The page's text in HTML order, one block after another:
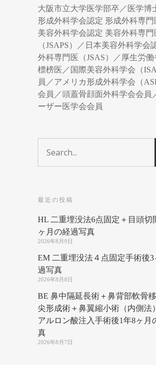
大阪市立大学医学部卒／医学博
形成外科学会認定 形成外科専門
美容外科学会認定 美容外科専門
（JSAPS）／日本美容外科学会
外科専門医（JSAS）／厚生労
標榜医／国際美容外科学会（
員／アメリカ形成外科学会（
会員／頭蓋骨顔面外科学会会員
ーザー医学会会員
最近の投稿
HL 二重埋没法6点固定＋目頭切
ヶ月の経過写真
2026年8月9日
EM 二重埋没法４点固定手術後3
過写真
2026年8月8日
BE 鼻中隔延長術＋鼻背部軟骨
尖形成術＋鼻翼縮小術（内側法
アルロン酸注入手術後1年8ヶ月
真
2026年8月7日